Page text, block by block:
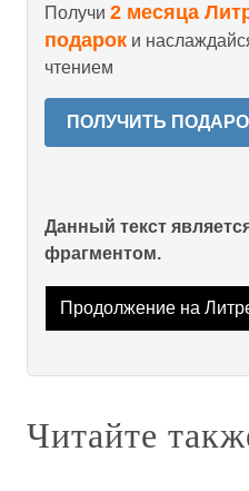
Получи 2 месяца
подарок и
чтением
ПОЛУЧИТЬ
Данный текст
фрагментом.
Продолжение на
Читайте